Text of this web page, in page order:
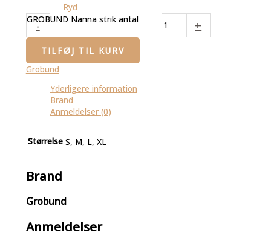
Ryd
-
GROBUND Nanna strik antal +
TILFØJ TIL KURV
Grobund
Yderligere information
Brand
Anmeldelser (0)
Størrelse S, M, L, XL
Brand
Grobund
Anmeldelser